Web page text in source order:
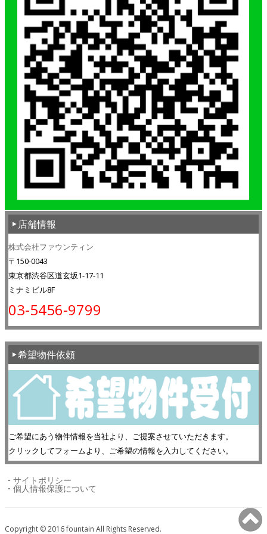
店舗情報
株式会社ファウンティン
〒150-0043
東京都渋谷区道玄坂1-17-11
ミナミビル8F
03-5456-9799
希望物件依頼
ご希望にあう物件情報を当社より、ご提案させていただきます。
クリックしてフォームより、ご希望の情報を入力してください。
・ サイトポリシー
・ 個人情報保護について
Copyright © 2016 fountain All Rights Reserved.